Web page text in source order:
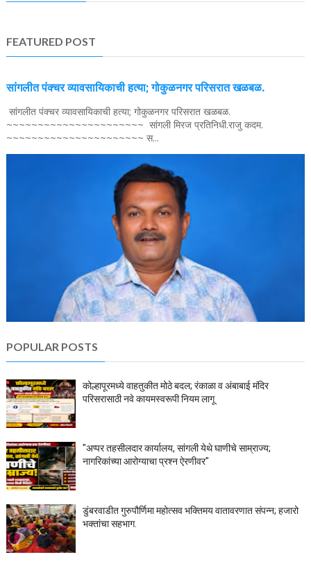
FEATURED POST
सांगलीत पंक्चर व्यावसायिकाची हत्या; गोकुळनगर परिसरात खळबळ.
सांगलीत पंक्चर व्यावसायिकाची हत्या; गोकुळनगर परिसरात खळबळ.
~~~~~~~~~~~~~~~~~~~~~~ सांगली मिरज प्रतिनिधी.राजु कदम.
~~~~~~~~~~~~~~~~~~~~~~ स...
POPULAR POSTS
कोल्हापूरमध्ये वाहतुकीत मोठे बदल; रंकाळा व अंबाबाई मंदिर
परिसरासाठी नवे कायमस्वरूपी नियम लागू
"अप्पर तहसीलदार कार्यालय, सांगली येथे घाणीचे साम्राज्य;
नागरिकांच्या आरोग्याचा प्रश्न ऐरणीवर"
डुंबरवाडीत गुरुपौर्णिमा महोत्सव भक्तिमय वातावरणात संपन्न; हजारो
भक्तांचा सहभाग.